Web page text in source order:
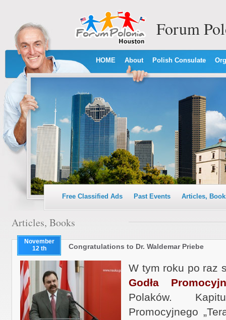
Forum
HOME About Polish Consulate
Free Classified Ads Past Events Articles,
Articles, Books
November
12 th
Congratulations to Dr. Waldemar Priebe
W tym roku po raz
Godła
Polaków.
Promocyjnego